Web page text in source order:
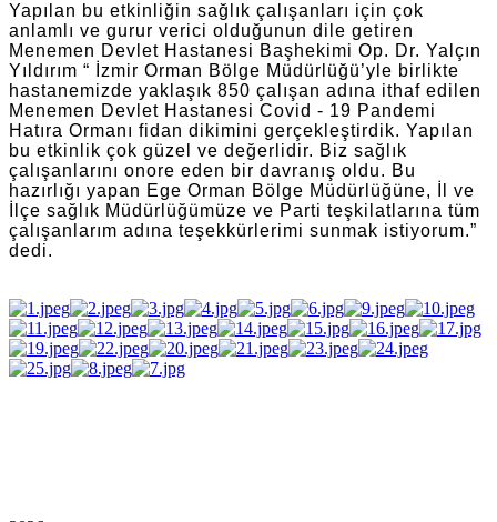
Yapılan bu etkinliğin sağlık çalışanları için çok
anlamlı ve gurur verici olduğunun dile getiren
Menemen Devlet Hastanesi Başhekimi Op. Dr. Yalçın
Yıldırım “ İzmir Orman Bölge Müdürlüğü’yle birlikte
hastanemizde yaklaşık 850 çalışan adına ithaf edilen
Menemen Devlet Hastanesi Covid - 19 Pandemi
Hatıra Ormanı fidan dikimini gerçekleştirdik. Yapılan
bu etkinlik çok güzel ve değerlidir. Biz sağlık
çalışanlarını onore eden bir davranış oldu. Bu
hazırlığı yapan Ege Orman Bölge Müdürlüğüne, İl ve
İlçe sağlık Müdürlüğümüze ve Parti teşkilatlarına tüm
çalışanlarım adına teşekkürlerimi sunmak istiyorum.”
dedi.